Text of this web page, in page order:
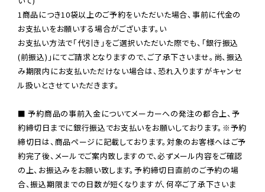
1商品につき10袋以上のご予約をいただいた場合、事前に代金の
お支払いをお願いする場合がございます。い
お支払い方法で「代引き」をご選択いただいた際でも、「銀行振込
(前振込)」にてご請求となりますので、ご了承下さいませ。尚、振込
み期限内にお支払いただけない場合は、恐れ入りますがキャンセ
ル扱いとさせていただきます。
■ 予約商品の事前入金についてメーカーへの発注の都合上、予
約締切日までに銀行振込でお支払いをお願いしております。※予約
締切日は、商品ページに記載しております。対象のお客様へはご予
約完了後、メールでご案内致しますので、必ずメール内容をご確認
の上、お振込みをお願い致します。予約締切日直前のご予約の場
合、振込期限までの日数が短くなりますが、何卒ご了承下さいま